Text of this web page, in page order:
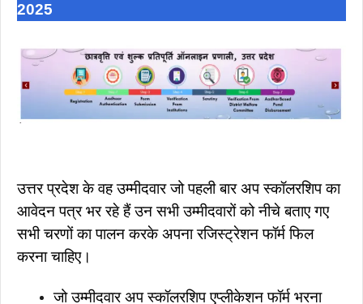
2025
उत्तर प्रदेश के वह उम्मीदवार जो पहली बार अप स्कॉलरशिप का
आवेदन पत्र भर रहे हैं उन सभी उम्मीदवारों को नीचे बताए गए
सभी चरणों का पालन करके अपना रजिस्ट्रेशन फॉर्म फिल
करना चाहिए।
जो उम्मीदवार अप स्कॉलरशिप एप्लीकेशन फॉर्म भरना